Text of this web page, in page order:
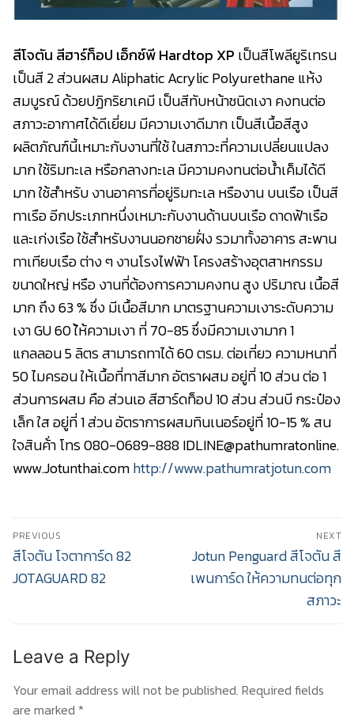
สีโจตัน สีฮาร์ท็อป เอ็กซ์พี Hardtop XP เป็นสีโพลียูริเทรน
เป็นสี 2 ส่วนผสม Aliphatic Acrylic Polyurethane แห้ง
สมบูรณ์ ด้วยปฏิกริยาเคมี เป็นสีทับหน้าชนิดเงา คงทนต่อ
สภาวะอากาศได้ดีเยี่ยม มีความเงาดีมาก เป็นสีเนื้อสีสูง
ผลิตภัณฑ์นี้เหมาะกับงานที่ใช้ ในสภาวะที่ความเปลี่ยนแปลง
มาก ใช้ริมทะเล หรือกลางทะเล มีความคงทนต่อน้ำเค็มได้ดี
มาก ใช้สำหรับ งานอาคารที่อยู่ริมทะเล หรืองาน บนเรือ เป็นสี
ทาเรือ อีกประเภทหนึ่งเหมาะกับงานด้านบนเรือ ดาดฟ้าเรือ
และเก่งเรือ ใช้สำหรับงานนอกชายฝั่ง รวมาทั้งอาคาร สะพาน
ทาเทียบเรือ ต่าง ๆ งานโรงไฟฟ้า โครงสร้างอุตสาหกรรม
ขนาดใหญ่ หรือ งานที่ต้องการความคงทน สูง ปริมาณ เนื้อสี
มาก ถึง 63 % ซึ่ง มีเนื้อสีมาก มาตรฐานความเงาระดับความ
เงา GU 60 ใ้ห้ความเงา ที่ 70-85 ซึ่งมีความเงามาก 1
แกลลอน 5 ลิตร สามารถทาได้ 60 ตรม. ต่อเที่ยว ความหนาที่
50 ไมครอน ให้เนื้อที่ทาสีมาก อัตราผสม อยู่ที่ 10 ส่วน ต่อ 1
ส่วนการผสม คือ ส่วนเอ สีฮาร์ดท็อป 10 ส่วน ส่วนบี กระป๋อง
เล็ก ใส อยู่ที่ 1 ส่วน อัตราการผสมทินเนอร์อยู่ที่ 10-15 % สน
ใจสินค้่า โทร 080-0689-888 IDLINE@pathumratonline.
www.Jotunthai.comhttp://www.pathumratjotun.com
Post
navigation
PREVIOUS
Previous
post:
สีโจตัน โจตาการ์ด 82
JOTAGUARD 82
NEXT
Next
post:
Jotun Penguard สีโจตัน สี
เพนการ์ด ให้ความทนต่อทุก
สภาวะ
Leave a Reply
Your email address will not be published. Required fields
are marked *